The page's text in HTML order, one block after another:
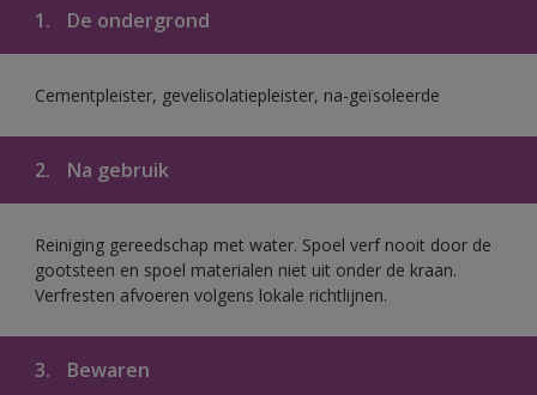
1. De ondergrond
Cementpleister, gevelisolatiepleister, na-geïsoleerde
2. Na gebruik
Reiniging gereedschap met water. Spoel verf nooit door de
gootsteen en spoel materialen niet uit onder de kraan.
Verfresten afvoeren volgens lokale richtlijnen.
3. Bewaren